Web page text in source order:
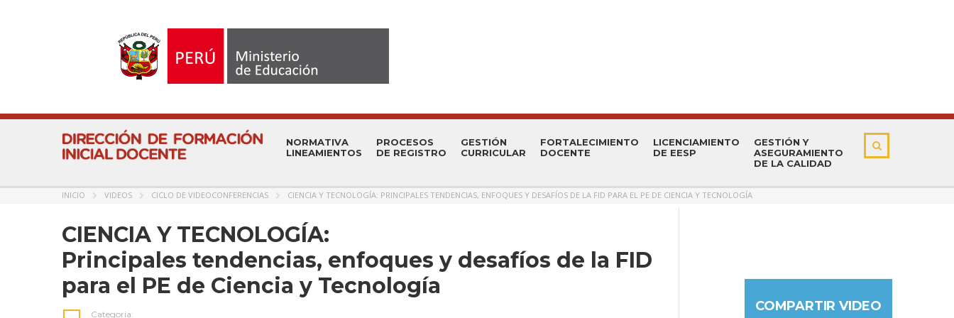
NORMATIVA
LINEAMIENTOS
PROCESOS
DE REGISTRO
GESTIÓN
CURRICULAR
FORTALECIMIENTO
DOCENTE
LICENCIAMIENTO
DE EESP
GESTIÓN Y
ASEGURAMIENTO
DE LA CALIDAD
INICIO VIDEOS CICLO DE VIDEOCONFERENCIAS CIENCIA Y TECNOLOGÍA: PRINCIPALES TENDENCIAS, ENFOQUES Y DESAFÍOS DE LA FID PARA EL PE DE CIENCIA Y TECNOLOGÍA
CIENCIA Y TECNOLOGÍA:
Principales tendencias, enfoques y desafíos de la FID
para el PE de Ciencia y Tecnología
Categoria:
COMPARTIR VIDEO